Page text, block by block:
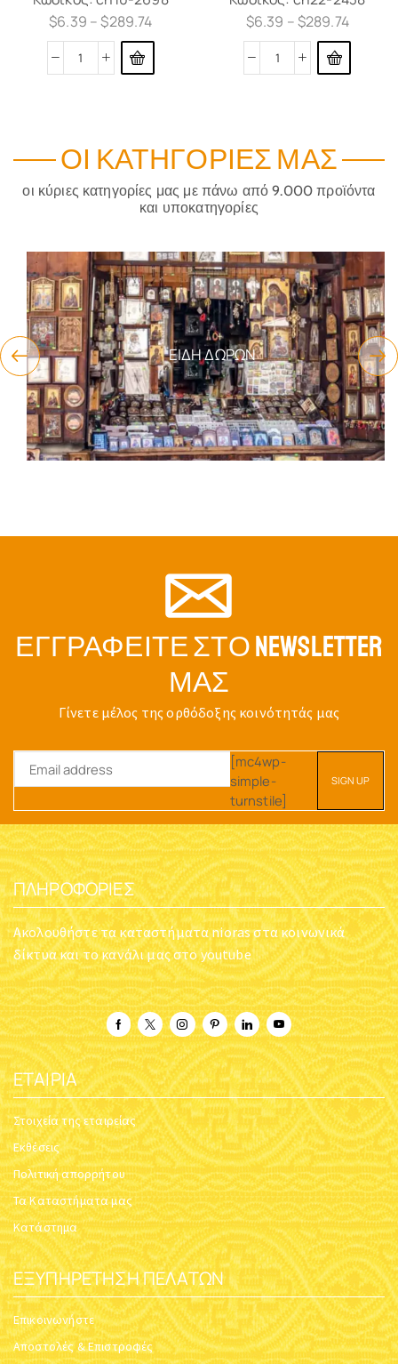
$6.39 –$289.74
$6.39 –$289.74
ΟΙ ΚΑΤΗΓΟΡΊΕΣ ΜΑΣ
οι κύριες κατηγορίες μας με πάνω από 9.000 προϊόντα
και υποκατηγορίες
ΕΊΔΗ ΔΏΡΩΝ
ΕΓΓΡΑΦΕΊΤΕ ΣΤΟ NEWSLETTER
ΜΑΣ
Γίνετε μέλος της ορθόδοξης κοινότητάς μας
[mc4wp-
simple-
turnstile]
ΠΛΗΡΟΦΟΡΊΕΣ
Ακολουθήστε τα καταστήματα nioras στα κοινωνικά
δίκτυα και το κανάλι μας στο youtube
ΕΤΑΙΡΊΑ
Στοιχεία της εταιρείας
Εκθέσεις
Πολιτική απορρήτου
Τα Καταστήματα μας
Κατάστημα
ΕΞΥΠΗΡΈΤΗΣΗ ΠΕΛΑΤΏΝ
Επικοινωνήστε
Αποστολές & Επιστροφές